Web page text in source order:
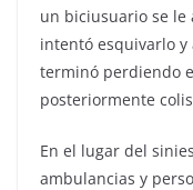
un biciusuario se le
intentó esquivarlo
terminó perdiendo
posteriormente
En el lugar del
ambulancias y